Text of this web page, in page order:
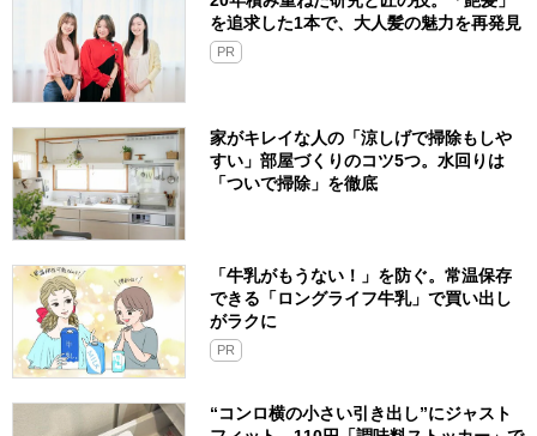
を追求した1本で、大人髪の魅力を再発見
PR
家がキレイな人の「涼しげで掃除もしや
すい」部屋づくりのコツ5つ。水回りは
「ついで掃除」を徹底
「牛乳がもうない！」を防ぐ。常温保存
できる「ロングライフ牛乳」で買い出し
がラクに
PR
“コンロ横の小さい引き出し”にジャスト